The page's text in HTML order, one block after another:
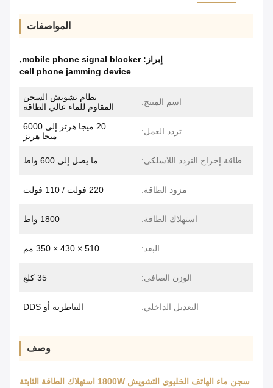
المواصفات
إبراز:mobile phone signal blocker
,
cell phone jamming device
اسم المنتج:
نظام تشويش السجن
المقاوم للماء عالي الطاقة
تردد العمل:
20 ميجا هرتز إلى 6000
ميجا هرتز
طاقة إخراج التردد اللاسلكي: ما يصل إلى 600 واط
مزود الطاقة: 220 فولت / 110 فولت
استهلاك الطاقة: 1800 واط
البعد: 510 × 430 × 350 مم
الوزن الصافي: 35 كلغ
التعديل الداخلي: التناظرية أو DDS
وصف
سجن ماء الهاتف الخليوي التشويش 1800W استهلاك الطاقة الثابتة